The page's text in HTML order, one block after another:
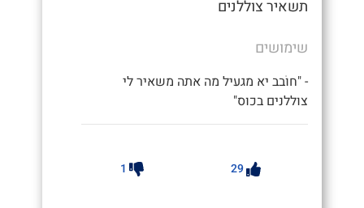
תשאיר צוללנים
שימושים
- "חוֹבב יא מגעיל מה אתה משאיר לי
צוללנים בכוס"
29
1